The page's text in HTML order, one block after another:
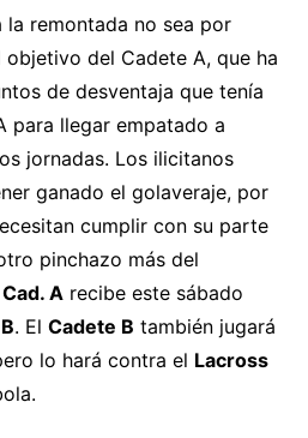
la remontada no sea por
del Cadete A, que ha
de desventaja que tenía
para llegar empatado a
jornadas. Los ilicitanos
ganado el golaveraje, por
cumplir con su parte
pinchazo más del
A recibe este sábado
. El Cadete B también jugará
lo hará contra el Lacross